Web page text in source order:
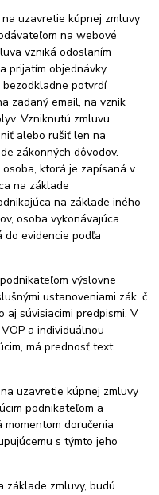
uzavretie kúpnej zmluvy
na webové
vzniká odoslaním
prijatím objednávky
potvrdí
zadaný email, na vznik
Vzniknutú zmluvu
alebo rušiť len na
zákonných dôvodov.
ktorá je zapísaná v
na základe
na základe iného
osoba vykonávajúca
do evidencie podľa
výslovne
ustanoveniami zák. č
aj súvisiacimi predpismi. V
a individuálnou
má prednosť text
uzavretie kúpnej zmluvy
podnikateľom a
doručenia
s týmto jeho
základe zmluvy, budú